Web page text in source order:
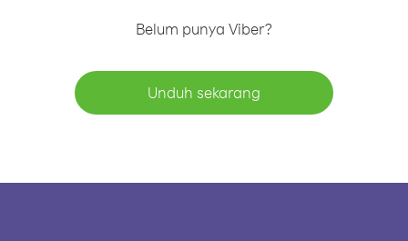
Belum punya Viber?
Unduh sekarang